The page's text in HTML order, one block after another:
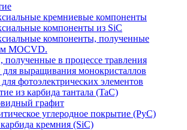
кремниевые компоненты
компоненты из SiC
компоненты, полученные
MOCVD.
полученные в процессе травления
для выращивания монокристаллов
для фотоэлектрических элементов
из карбида тантала (TaC)
графит
углеродное покрытие (PyC)
кремния (SiC)